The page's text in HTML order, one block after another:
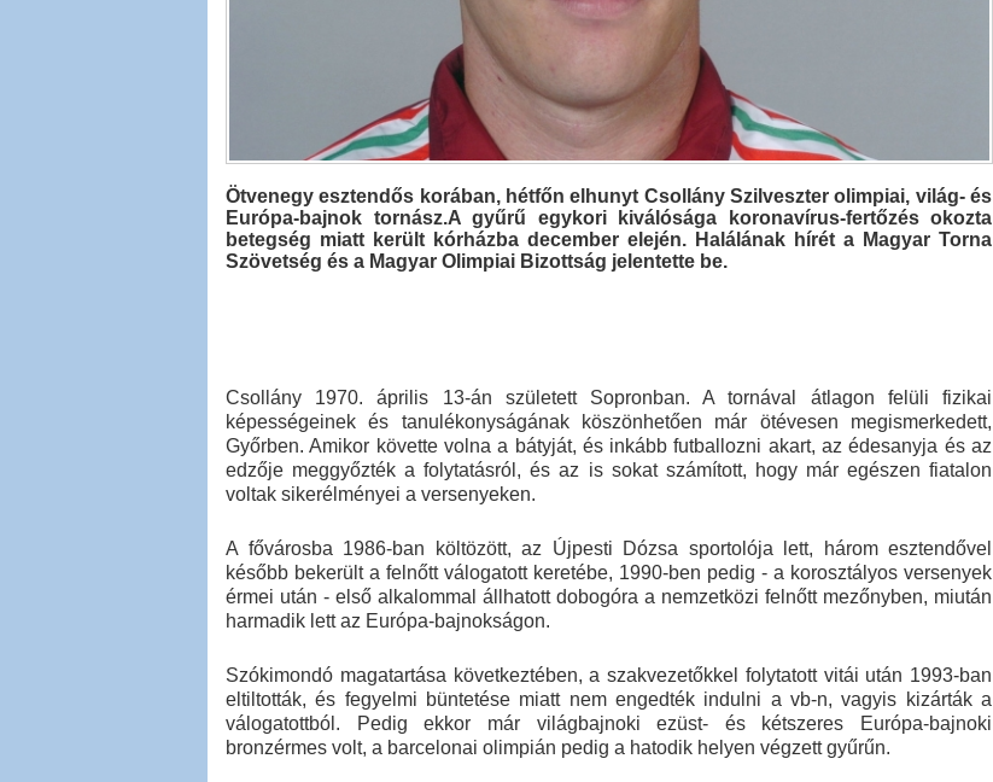
Ötvenegy esztendős korában, hétfőn elhunyt Csollány Szilveszter olimpiai, világ- és
Európa-bajnok tornász.A gyűrű egykori kiválósága koronavírus-fertőzés okozta
betegség miatt került kórházba december elején. Halálának hírét a Magyar Torna
Szövetség és a Magyar Olimpiai Bizottság jelentette be.
Csollány 1970. április 13-án született Sopronban. A tornával átlagon felüli fizikai
képességeinek és tanulékonyságának köszönhetően már ötévesen megismerkedett,
Győrben. Amikor követte volna a bátyját, és inkább futballozni akart, az édesanyja és az
edzője meggyőzték a folytatásról, és az is sokat számított, hogy már egészen fiatalon
voltak sikerélményei a versenyeken.
A fővárosba 1986-ban költözött, az Újpesti Dózsa sportolója lett, három esztendővel
később bekerült a felnőtt válogatott keretébe, 1990-ben pedig - a korosztályos versenyek
érmei után - első alkalommal állhatott dobogóra a nemzetközi felnőtt mezőnyben, miután
harmadik lett az Európa-bajnokságon.
Szókimondó magatartása következtében, a szakvezetőkkel folytatott vitái után 1993-ban
eltiltották, és fegyelmi büntetése miatt nem engedték indulni a vb-n, vagyis kizárták a
válogatottból. Pedig ekkor már világbajnoki ezüst- és kétszeres Európa-bajnoki
bronzérmes volt, a barcelonai olimpián pedig a hatodik helyen végzett gyűrűn.